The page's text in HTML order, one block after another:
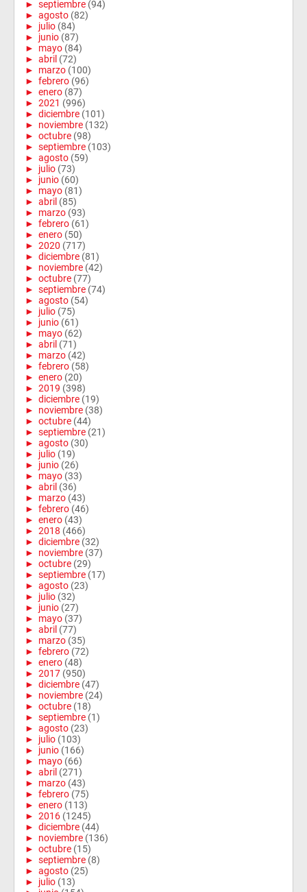
► septiembre (94)
► agosto (82)
► julio (84)
► junio (87)
► mayo (84)
► abril (72)
► marzo (100)
► febrero (96)
► enero (87)
► 2021 (996)
► diciembre (101)
► noviembre (132)
► octubre (98)
► septiembre (103)
► agosto (59)
► julio (73)
► junio (60)
► mayo (81)
► abril (85)
► marzo (93)
► febrero (61)
► enero (50)
► 2020 (717)
► diciembre (81)
► noviembre (42)
► octubre (77)
► septiembre (74)
► agosto (54)
► julio (75)
► junio (61)
► mayo (62)
► abril (71)
► marzo (42)
► febrero (58)
► enero (20)
► 2019 (398)
► diciembre (19)
► noviembre (38)
► octubre (44)
► septiembre (21)
► agosto (30)
► julio (19)
► junio (26)
► mayo (33)
► abril (36)
► marzo (43)
► febrero (46)
► enero (43)
► 2018 (466)
► diciembre (32)
► noviembre (37)
► octubre (29)
► septiembre (17)
► agosto (23)
► julio (32)
► junio (27)
► mayo (37)
► abril (77)
► marzo (35)
► febrero (72)
► enero (48)
► 2017 (950)
► diciembre (47)
► noviembre (24)
► octubre (18)
► septiembre (1)
► agosto (23)
► julio (103)
► junio (166)
► mayo (66)
► abril (271)
► marzo (43)
► febrero (75)
► enero (113)
► 2016 (1245)
► diciembre (44)
► noviembre (136)
► octubre (15)
► septiembre (8)
► agosto (25)
► julio (13)